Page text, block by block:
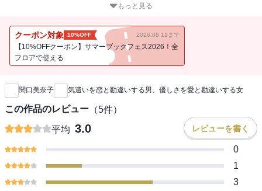
女になりたがる女』第二弾！！「優しさは愛情の証」「気遣ってく
を知る元銀座ナンバーワンホステスが、相手の本音や本性を見抜
き、最短距離でベストパートナーを見分ける方法を教えます！！そ
こで、本書は元銀座ナンバーワンホステスとして、また結婚相談所
や本性を見抜くノウハウを伝授。自分に合う最良の恋愛・結婚相手
を最短距離で見つけるための心理学、人相学などを駆使した手法を
紹介していきます。著者が独学で習得した心理学に加え、これまで
接してきた男女の顔や身体的特徴などから、性格や付き合ってはい
けないタイプを見抜く人相学をイラストや３コマでわかりやすく、
楽しく紹介する。（例：眉が切れている男性は、DV気質／たれ目で
目じりが丸い女性は押しに弱く浮気しやすい）【CONTENTS】第１
章 パートナーに選んではいけない男女、パートナーにふさわしい
もっと見る
クーポン対象 10%OFF 2026.08.11まで
【10%OFFクーポン】サマーブックフェス2026！全
フロアで使える
新刊通知
関口美奈子 気遣いを恋と勘違いする男、優しさを愛と勘違いする女
この作品のレビュー （5件）
平均 3.0 レビューを書く
0
1
3